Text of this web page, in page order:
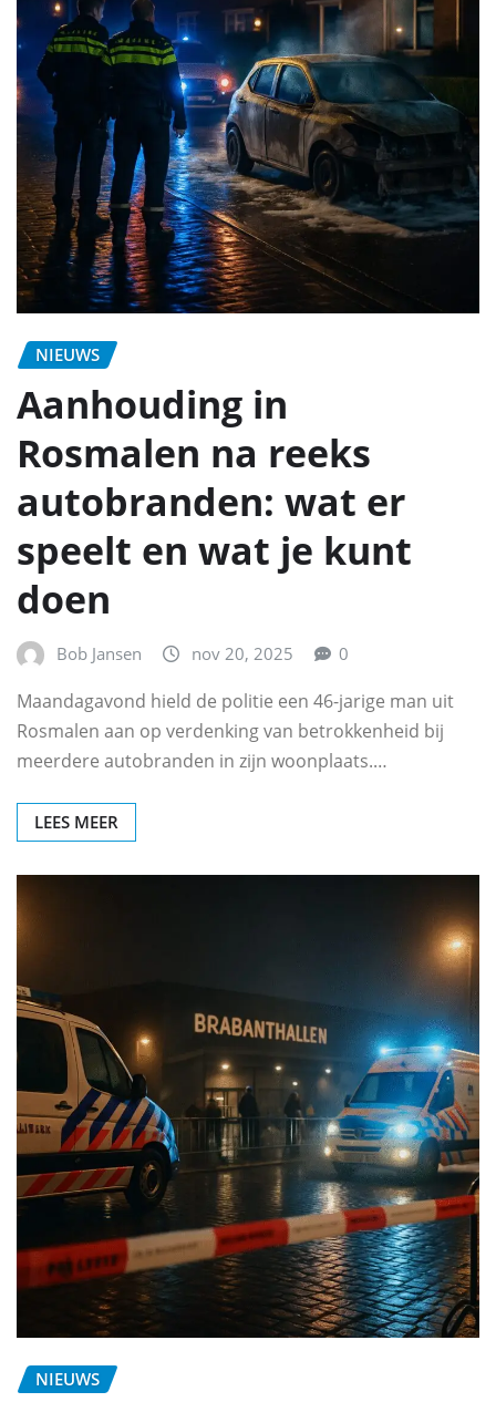
NIEUWS
Aanhouding in
Rosmalen na reeks
autobranden: wat er
speelt en wat je kunt
doen
Bob Jansen nov 20, 2025 0
Maandagavond hield de politie een 46-jarige man uit
Rosmalen aan op verdenking van betrokkenheid bij
meerdere autobranden in zijn woonplaats.…
LEES MEER
NIEUWS